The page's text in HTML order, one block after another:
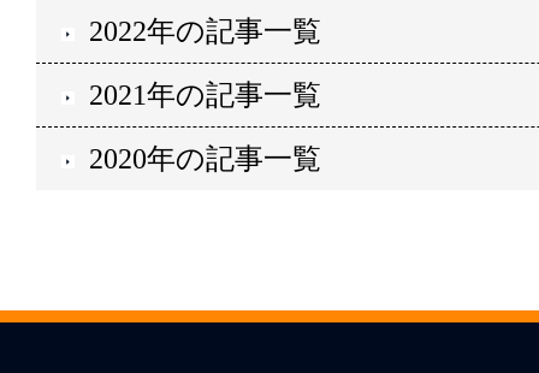
2022年の記事一覧
2021年の記事一覧
2020年の記事一覧